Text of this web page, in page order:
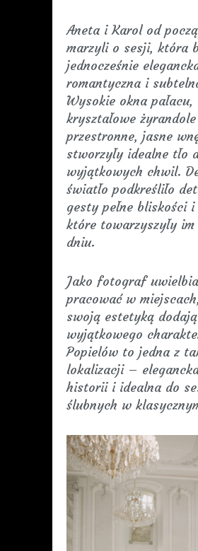
Aneta i Karol od
marzyli o sesji, która
jednocześnie
romantyczna i
Wysokie okna pałacu,
kryształowe
przestronne, jasne
stworzyły idealne tło
wyjątkowych chwil.
światło podkreśliło
gesty pełne bliskości i
które towarzyszyły
dniu.
Jako fotograf
pracować w
swoją estetyką
wyjątkowego
Popielów to jedna z
lokalizacji –
historii i idealna do
ślubnych w